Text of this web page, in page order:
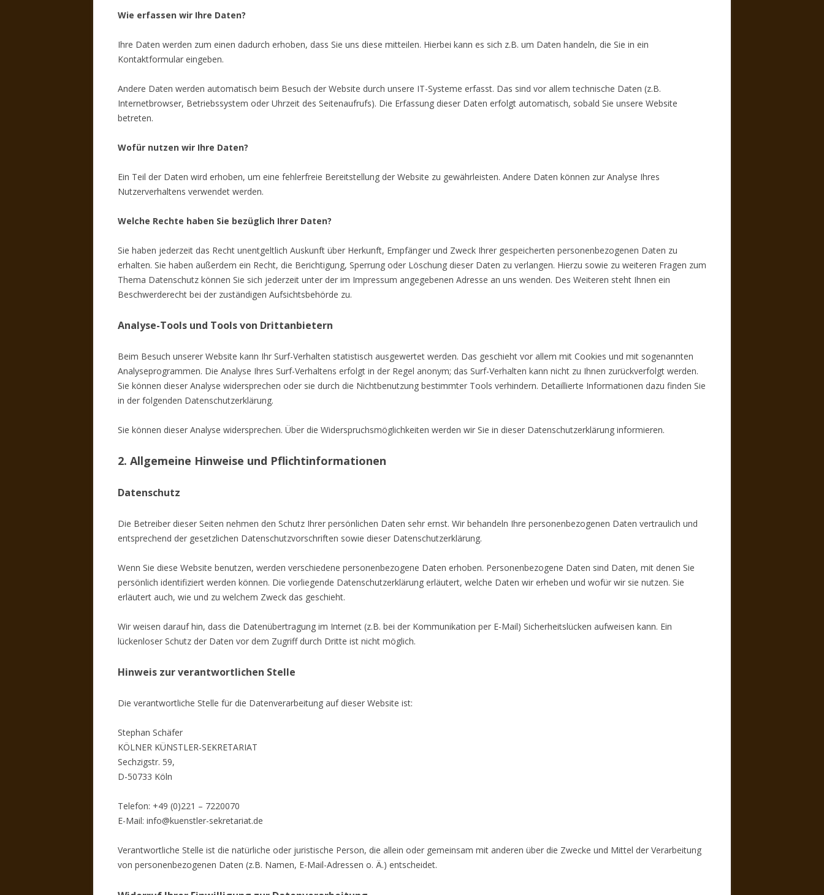
Wie erfassen wir Ihre Daten?
Ihre Daten werden zum einen dadurch erhoben, dass Sie uns diese mitteilen. Hierbei kann es sich z.B. um Daten handeln, die Sie in ein
Kontaktformular eingeben.
Andere Daten werden automatisch beim Besuch der Website durch unsere IT-Systeme erfasst. Das sind vor allem technische Daten (z.B.
Internetbrowser, Betriebssystem oder Uhrzeit des Seitenaufrufs). Die Erfassung dieser Daten erfolgt automatisch, sobald Sie unsere Website
betreten.
Wofür nutzen wir Ihre Daten?
Ein Teil der Daten wird erhoben, um eine fehlerfreie Bereitstellung der Website zu gewährleisten. Andere Daten können zur Analyse Ihres
Nutzerverhaltens verwendet werden.
Welche Rechte haben Sie bezüglich Ihrer Daten?
Sie haben jederzeit das Recht unentgeltlich Auskunft über Herkunft, Empfänger und Zweck Ihrer gespeicherten personenbezogenen Daten zu
erhalten. Sie haben außerdem ein Recht, die Berichtigung, Sperrung oder Löschung dieser Daten zu verlangen. Hierzu sowie zu weiteren Fragen zum
Thema Datenschutz können Sie sich jederzeit unter der im Impressum angegebenen Adresse an uns wenden. Des Weiteren steht Ihnen ein
Beschwerderecht bei der zuständigen Aufsichtsbehörde zu.
Analyse-Tools und Tools von Drittanbietern
Beim Besuch unserer Website kann Ihr Surf-Verhalten statistisch ausgewertet werden. Das geschieht vor allem mit Cookies und mit sogenannten
Analyseprogrammen. Die Analyse Ihres Surf-Verhaltens erfolgt in der Regel anonym; das Surf-Verhalten kann nicht zu Ihnen zurückverfolgt werden.
Sie können dieser Analyse widersprechen oder sie durch die Nichtbenutzung bestimmter Tools verhindern. Detaillierte Informationen dazu finden Sie
in der folgenden Datenschutzerklärung.
Sie können dieser Analyse widersprechen. Über die Widerspruchsmöglichkeiten werden wir Sie in dieser Datenschutzerklärung informieren.
2. Allgemeine Hinweise und Pflichtinformationen
Datenschutz
Die Betreiber dieser Seiten nehmen den Schutz Ihrer persönlichen Daten sehr ernst. Wir behandeln Ihre personenbezogenen Daten vertraulich und
entsprechend der gesetzlichen Datenschutzvorschriften sowie dieser Datenschutzerklärung.
Wenn Sie diese Website benutzen, werden verschiedene personenbezogene Daten erhoben. Personenbezogene Daten sind Daten, mit denen Sie
persönlich identifiziert werden können. Die vorliegende Datenschutzerklärung erläutert, welche Daten wir erheben und wofür wir sie nutzen. Sie
erläutert auch, wie und zu welchem Zweck das geschieht.
Wir weisen darauf hin, dass die Datenübertragung im Internet (z.B. bei der Kommunikation per E-Mail) Sicherheitslücken aufweisen kann. Ein
lückenloser Schutz der Daten vor dem Zugriff durch Dritte ist nicht möglich.
Hinweis zur verantwortlichen Stelle
Die verantwortliche Stelle für die Datenverarbeitung auf dieser Website ist:
Stephan Schäfer
KÖLNER KÜNSTLER-SEKRETARIAT
Sechzigstr. 59,
D-50733 Köln
Telefon: +49 (0)221 – 7220070
E-Mail: info@kuenstler-sekretariat.de
Verantwortliche Stelle ist die natürliche oder juristische Person, die allein oder gemeinsam mit anderen über die Zwecke und Mittel der Verarbeitung
von personenbezogenen Daten (z.B. Namen, E-Mail-Adressen o. Ä.) entscheidet.